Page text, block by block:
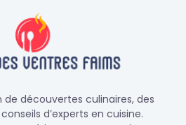
de découvertes culinaires, des
d’experts en cuisine.